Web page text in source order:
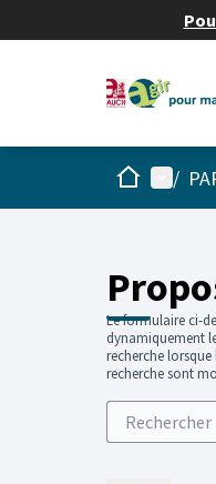
AccueilMenu
/
Le formulaire ci-
dynamiquement
recherche
recherche sont